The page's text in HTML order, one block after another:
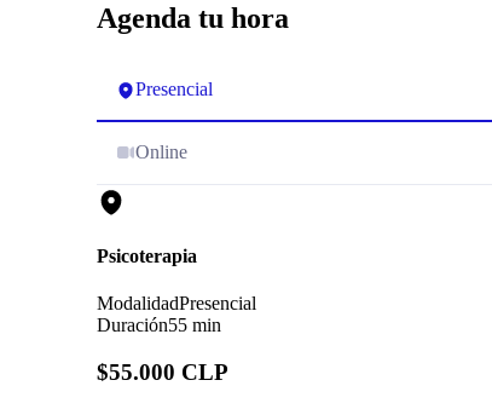
Agenda tu hora
Presencial
Online
Psicoterapia
ModalidadPresencial
Duración55 min
$55.000 CLP